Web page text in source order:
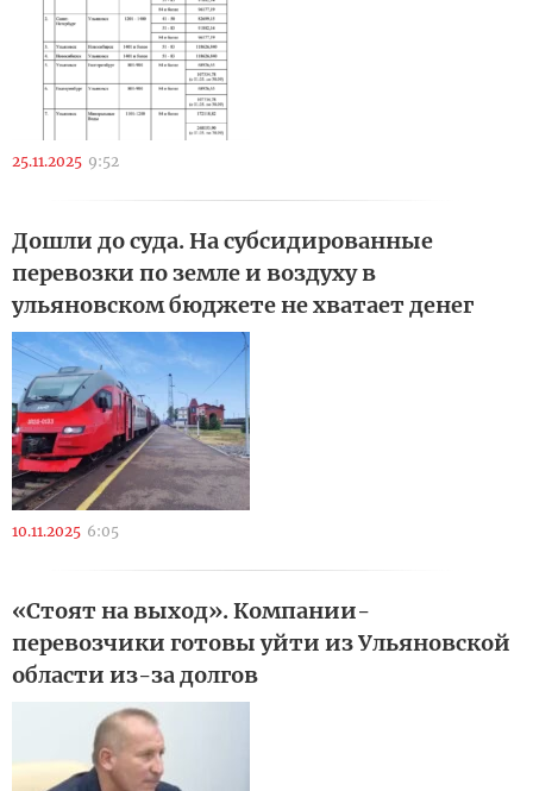
25.11.2025 9:52
Дошли до суда. На субсидированные
перевозки по земле и воздуху в
ульяновском бюджете не хватает денег
10.11.2025 6:05
«Стоят на выход». Компании-
перевозчики готовы уйти из Ульяновской
области из-за долгов